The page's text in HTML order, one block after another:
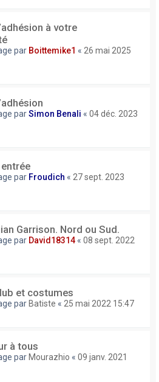
à votre
par Boittemike1 « 26 mai 2025
parSimon Benali « 04 déc. 2023
par Froudich « 27 sept. 2023
Garrison. Nord ou Sud.
par David18314 « 08 sept. 2022
et costumes
par Batiste « 25 mai 2022 15:47
à tous
par Mourazhio « 09 janv. 2021